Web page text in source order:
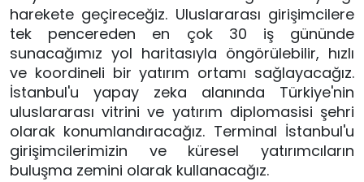
harekete geçireceğiz. Uluslararası girişimcilere
tek pencereden en çok 30 iş gününde
sunacağımız yol haritasıyla öngörülebilir, hızlı
ve koordineli bir yatırım ortamı sağlayacağız.
İstanbul'u yapay zeka alanında Türkiye'nin
uluslararası vitrini ve yatırım diplomasisi şehri
olarak konumlandıracağız. Terminal İstanbul'u
girişimcilerimizin ve küresel yatırımcıların
buluşma zemini olarak kullanacağız.